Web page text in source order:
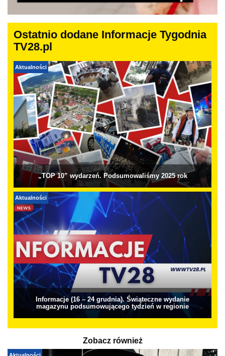
Ostatnio dodane Informacje Tygodnia
TV28.pl
Aktualności
„TOP 10” wydarzeń. Podsumowaliśmy 2025 rok
Aktualności
Informacje (16 – 24 grudnia). Świąteczne wydanie
magazynu podsumowującego tydzień w regionie
Zobacz również